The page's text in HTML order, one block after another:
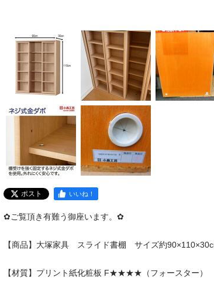
ポスト いいね！
✿ご覧頂き有難う御座います。✿
【商品】大塚家具　スライド書棚　サイズ約
【材質】プリント紙化粧板 F★★★★（フォースター）